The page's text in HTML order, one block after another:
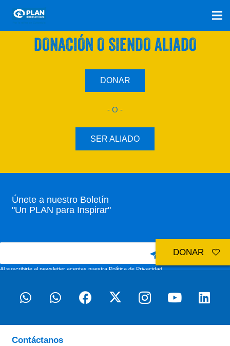
SÚMATE A NUESTRO PLAN CON UNA
DONACIÓN O SIENDO ALIADO
DONAR
- O -
SER ALIADO
Únete a nuestro Boletín
"Un PLAN para Inspirar"
Al suscribirte al newsletter aceptas nuestraPolítica de Privacidad
Contáctanos
DONAR